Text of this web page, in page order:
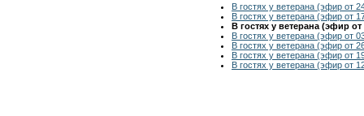
В гостях у ветерана (эфир от
В гостях у ветерана (эфир от
В гостях у ветерана (эфир от
В гостях у ветерана (эфир от
В гостях у ветерана (эфир от
В гостях у ветерана (эфир от
В гостях у ветерана (эфир от